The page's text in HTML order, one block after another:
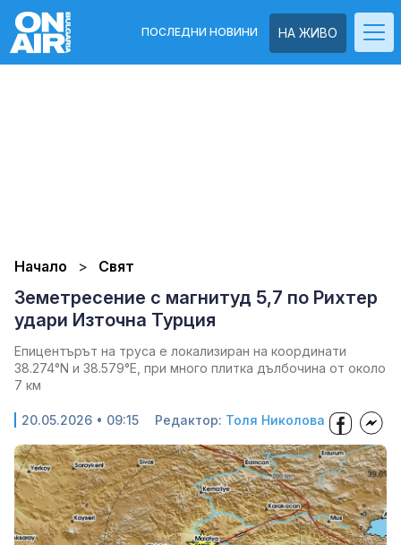
НА ЖИВО
ПОСЛЕДНИ НОВИНИ
Начало Свят
Земетресение с магнитуд 5,7 по Рихтер
удари Източна Турция
Епицентърът на труса е локализиран на координати
38.274°N и 38.579°E, при много плитка дълбочина от около
7 км
20.05.2026 • 09:15 Редактор: Толя Николова